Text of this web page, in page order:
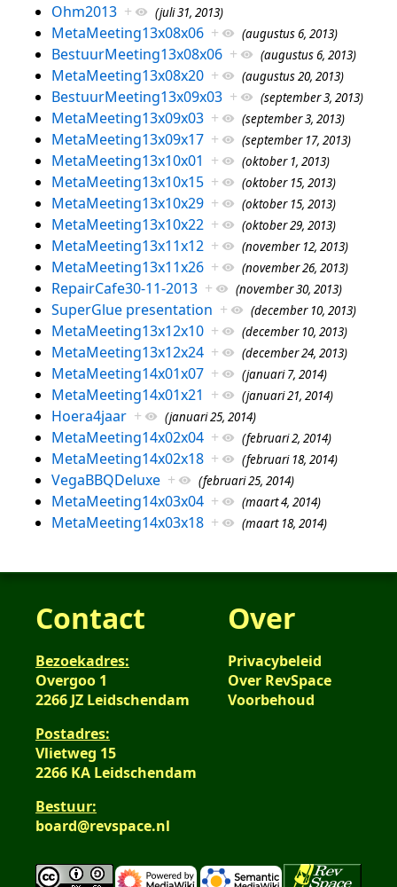
Ohm2013 + (juli 31, 2013)
MetaMeeting13x08x06 + (augustus 6, 2013)
BestuurMeeting13x08x06 + (augustus 6, 2013)
MetaMeeting13x08x20 + (augustus 20, 2013)
BestuurMeeting13x09x03 + (september 3, 2013)
MetaMeeting13x09x03 + (september 3, 2013)
MetaMeeting13x09x17 + (september 17, 2013)
MetaMeeting13x10x01 + (oktober 1, 2013)
MetaMeeting13x10x15 + (oktober 15, 2013)
MetaMeeting13x10x29 + (oktober 15, 2013)
MetaMeeting13x10x22 + (oktober 29, 2013)
MetaMeeting13x11x12 + (november 12, 2013)
MetaMeeting13x11x26 + (november 26, 2013)
RepairCafe30-11-2013 + (november 30, 2013)
SuperGlue presentation + (december 10, 2013)
MetaMeeting13x12x10 + (december 10, 2013)
MetaMeeting13x12x24 + (december 24, 2013)
MetaMeeting14x01x07 + (januari 7, 2014)
MetaMeeting14x01x21 + (januari 21, 2014)
Hoera4jaar + (januari 25, 2014)
MetaMeeting14x02x04 + (februari 2, 2014)
MetaMeeting14x02x18 + (februari 18, 2014)
VegaBBQDeluxe + (februari 25, 2014)
MetaMeeting14x03x04 + (maart 4, 2014)
MetaMeeting14x03x18 + (maart 18, 2014)
Contact
Bezoekadres:
Overgoo 1
2266 JZ Leidschendam
Postadres:
Vlietweg 15
2266 KA Leidschendam
Bestuur:
board@revspace.nl
Over
Privacybeleid
Over RevSpace
Voorbehoud